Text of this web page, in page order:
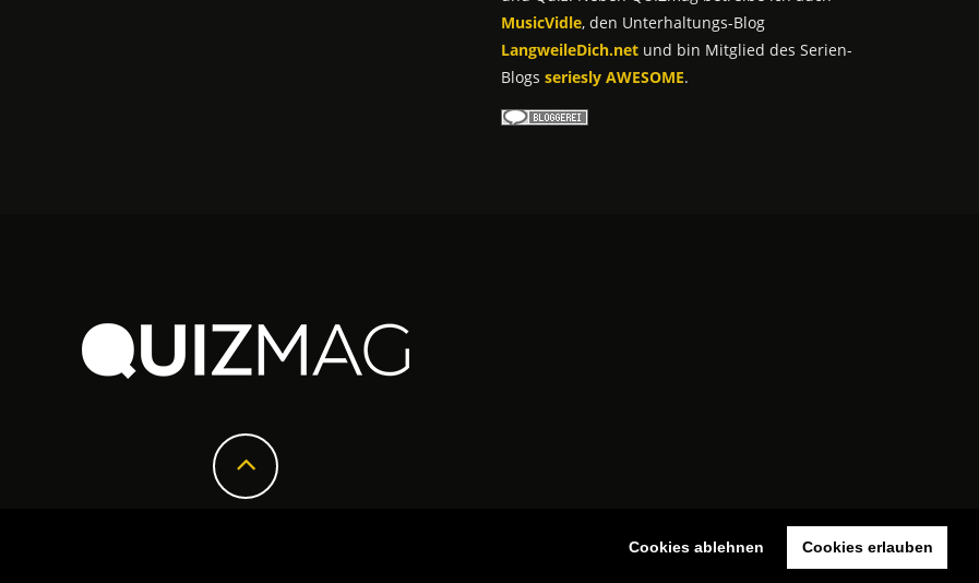
Cookies ablehnen Cookies erlauben
MusicVidle, den Unterhaltungs-Blog
LangweileDich.net und bin Mitglied des Serien-
Blogs seriesly AWESOME.